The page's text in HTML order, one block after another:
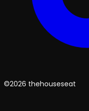
©2026 thehouseseat